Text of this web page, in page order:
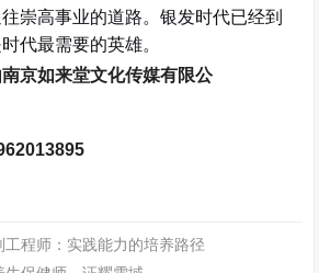
崇高事业的道路。银发时代已经到
代最需要的英雄。
京如来堂文化传媒有限公
工程师：实践能力的培养路径